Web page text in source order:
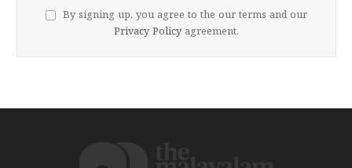
By signing up, you agree to the our terms and our
Privacy Policy agreement.